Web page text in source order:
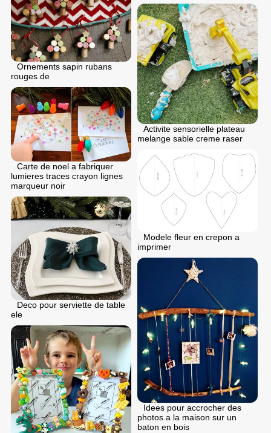
Ornements sapin rubans
rouges de
Activite sensorielle plateau
melange sable creme raser
Carte de noel a fabriquer
lumieres traces crayon lignes
marqueur noir
Modele fleur en crepon a
imprimer
Deco pour serviette de table
ele
Idees pour accrocher des
photos a la maison sur un
baton en bois